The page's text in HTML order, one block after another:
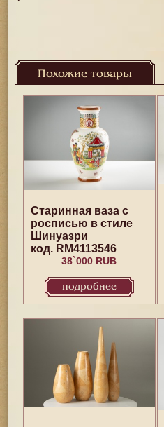
Похожие товары
Старинная ваза с
росписью в стиле
Шинуазри
код. RM4113546
38`000 RUB
подробнее